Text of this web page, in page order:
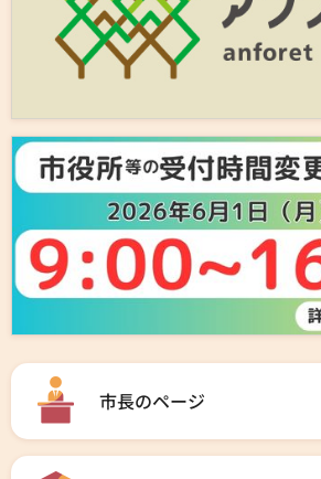
市長のページ